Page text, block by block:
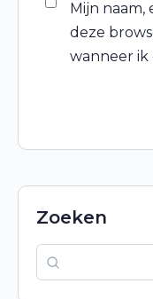
Mijn naam,
deze
wanneer ik
Zoeken